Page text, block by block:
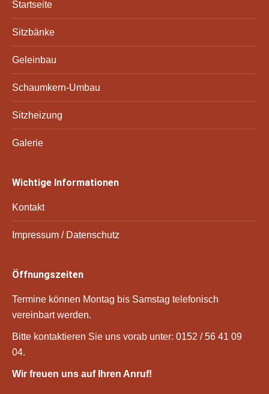
Startseite
Sitzbänke
Geleinbau
Schaumkern-Umbau
Sitzheizung
Galerie
Wichtige Informationen
Kontakt
Impressum / Datenschutz
Öffnungszeiten
Termine können Montag bis Samstag telefonisch
vereinbart werden.
Bitte kontaktieren Sie uns vorab unter: 0152 / 56 41 09
04.
Wir freuen uns auf Ihren Anruf!